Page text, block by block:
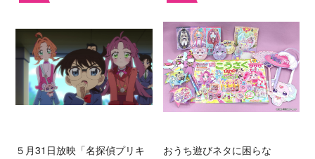
５月31日放映「名探偵プリキ
おうち遊びネタに困らな